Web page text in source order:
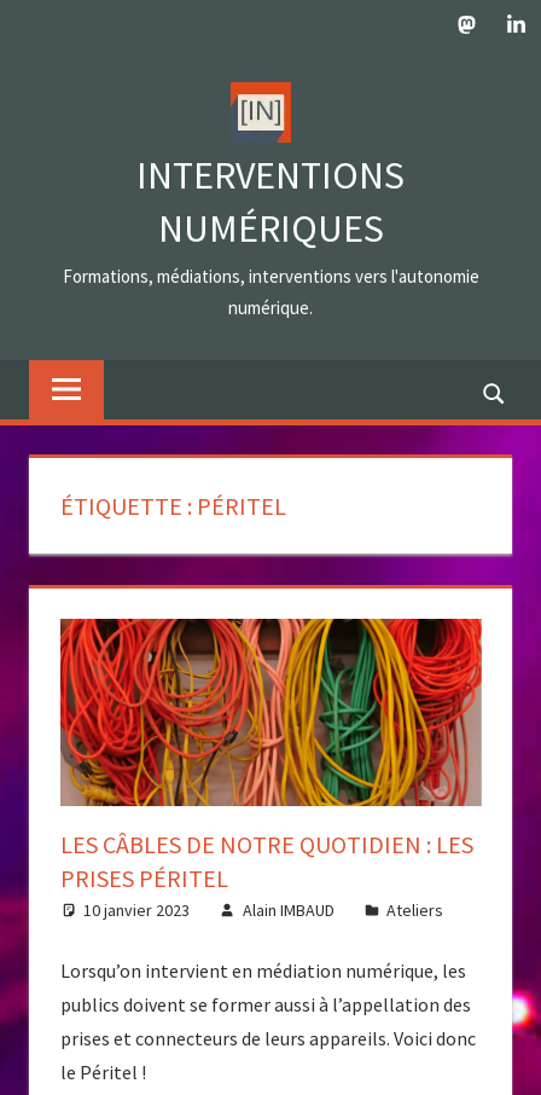
INTERVENTIONS
NUMÉRIQUES
Formations, médiations, interventions vers l'autonomie
numérique.
ÉTIQUETTE : PÉRITEL
LES CÂBLES DE NOTRE QUOTIDIEN : LES
PRISES PÉRITEL
10 janvier 2023 Alain IMBAUD Ateliers
Lorsqu’on intervient en médiation numérique, les
publics doivent se former aussi à l’appellation des
prises et connecteurs de leurs appareils. Voici donc
le Péritel !